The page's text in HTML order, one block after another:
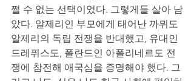
쩔 수 없는 선택이었다. 그렇게들 살아 남
았다. 알제리인 부모에게 태어난 까뮈도
알제리의 독립 전쟁을 반대했고, 유대인
드레퓌스도, 폴란드인 아폴리네르도 전
쟁에 참전해 애국심을 증명해야 했다. 그